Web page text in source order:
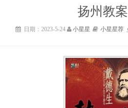
扬州教
日期：2023-5-24 小星星 小星星荐